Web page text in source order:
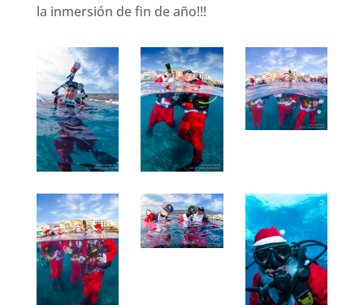
la inmersión de fin de año!!!